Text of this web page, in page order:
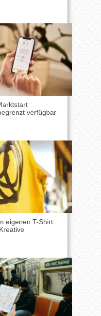
verfügbar
eigenen T-Shirt: